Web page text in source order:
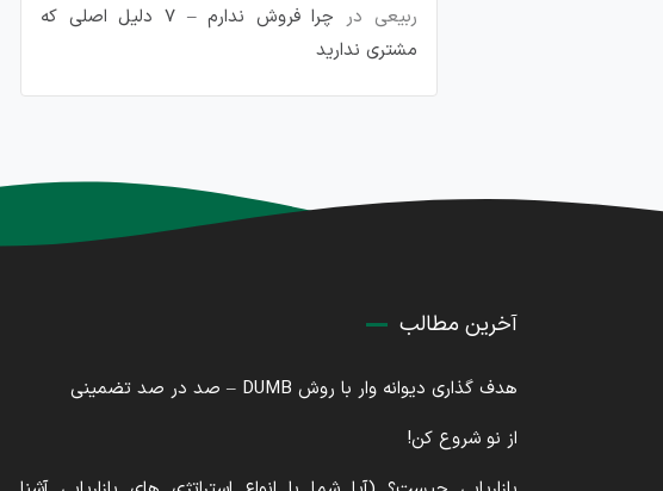
ربیعی در
چرا فروش ندارم – 7 دلیل اصلی که
مشتری ندارید
آخرین مطالب
هدف گذاری دیوانه وار با روش DUMB – صد در صد تضمینی
از نو شروع کن!